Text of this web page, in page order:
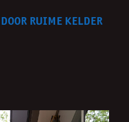
RUIME KELDER